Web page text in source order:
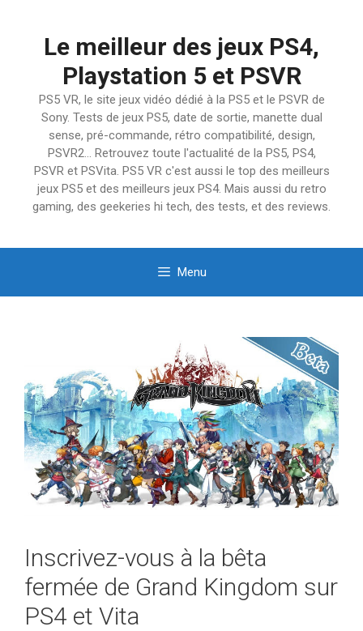
Le meilleur des jeux PS4,
Playstation 5 et PSVR
PS5 VR, le site jeux vidéo dédié à la PS5 et le PSVR de
Sony. Tests de jeux PS5, date de sortie, manette dual
sense, pré-commande, rétro compatibilité, design,
PSVR2… Retrouvez toute l'actualité de la PS5, PS4,
PSVR et PSVita. PS5 VR c'est aussi le top des meilleurs
jeux PS5 et des meilleurs jeux PS4. Mais aussi du retro
gaming, des geekeries hi tech, des tests, et des reviews.
Menu
Inscrivez-vous à la bêta
fermée de Grand Kingdom sur
PS4 et Vita